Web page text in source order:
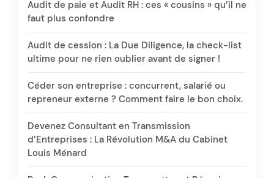
Audit de paie et Audit RH : ces « cousins » qu’il ne
faut plus confondre
Audit de cession : La Due Diligence, la check-list
ultime pour ne rien oublier avant de signer !
Céder son entreprise : concurrent, salarié ou
repreneur externe ? Comment faire le bon choix.
Devenez Consultant en Transmission
d’Entreprises : La Révolution M&A du Cabinet
Louis Ménard